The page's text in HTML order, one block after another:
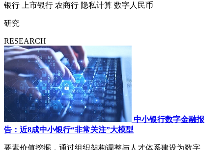
银行
上市银行 农商行 隐私计算 数字人民币
研究
RESEARCH
中小银行数字金融报
告：近8成中小银行“非常关注”大模型
要素价值挖掘，通过组织架构调整与人才体系建设为数字